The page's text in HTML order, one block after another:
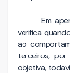
Em
verifica
ao
terceiros,
objetiva,